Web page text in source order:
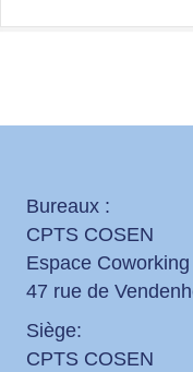
Bureaux :
CPTS COSEN
Espace
47 rue de
Siège:
CPTS COSEN